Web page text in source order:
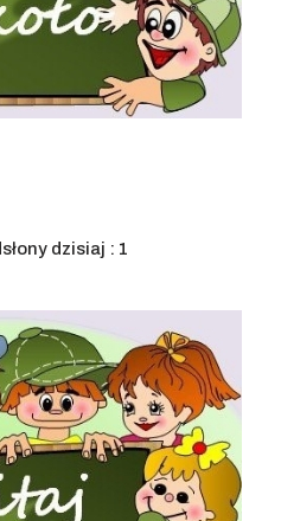
dzisiaj : 1